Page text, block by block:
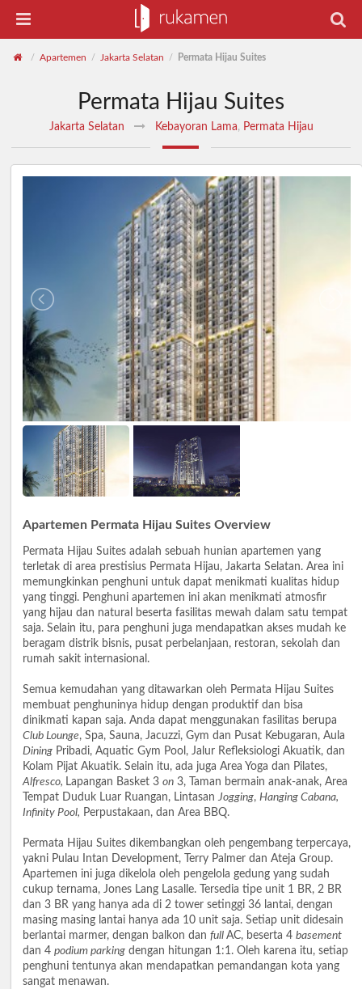
/ Apartemen / Jakarta Selatan / Permata Hijau Suites
Permata Hijau Suites
Jakarta Selatan Kebayoran Lama, Permata Hijau
Apartemen Permata Hijau Suites Overview
Permata Hijau Suites adalah sebuah hunian apartemen yang
terletak di area prestisius Permata Hijau, Jakarta Selatan. Area ini
memungkinkan penghuni untuk dapat menikmati kualitas hidup
yang tinggi. Penghuni apartemen ini akan menikmati atmosfir
yang hijau dan natural beserta fasilitas mewah dalam satu tempat
saja. Selain itu, para penghuni juga mendapatkan akses mudah ke
beragam distrik bisnis, pusat perbelanjaan, restoran, sekolah dan
rumah sakit internasional.
Semua kemudahan yang ditawarkan oleh Permata Hijau Suites
membuat penghuninya hidup dengan produktif dan bisa
dinikmati kapan saja. Anda dapat menggunakan fasilitas berupa
Club Lounge, Spa, Sauna, Jacuzzi, Gym dan Pusat Kebugaran, Aula
Dining Pribadi, Aquatic Gym Pool, Jalur Refleksiologi Akuatik, dan
Kolam Pijat Akuatik. Selain itu, ada juga Area Yoga dan Pilates,
Alfresco, Lapangan Basket 3 on 3, Taman bermain anak-anak, Area
Tempat Duduk Luar Ruangan, LintasanJogging, Hanging Cabana,
Infinity Pool, Perpustakaan, dan Area BBQ.
Permata Hijau Suites dikembangkan oleh pengembang terpercaya,
yakni Pulau Intan Development, Terry Palmer dan Ateja Group.
Apartemen ini juga dikelola oleh pengelola gedung yang sudah
cukup ternama, Jones Lang Lasalle. Tersedia tipe unit 1 BR, 2 BR
dan 3 BR yang hanya ada di 2 tower setinggi 36 lantai, dengan
masing masing lantai hanya ada 10 unit saja. Setiap unit didesain
berlantai marmer, dengan balkon dan full AC, beserta 4 basement
dan 4 podium parking dengan hitungan 1:1. Oleh karena itu, setiap
penghuni tentunya akan mendapatkan pemandangan kota yang
sangat menawan.